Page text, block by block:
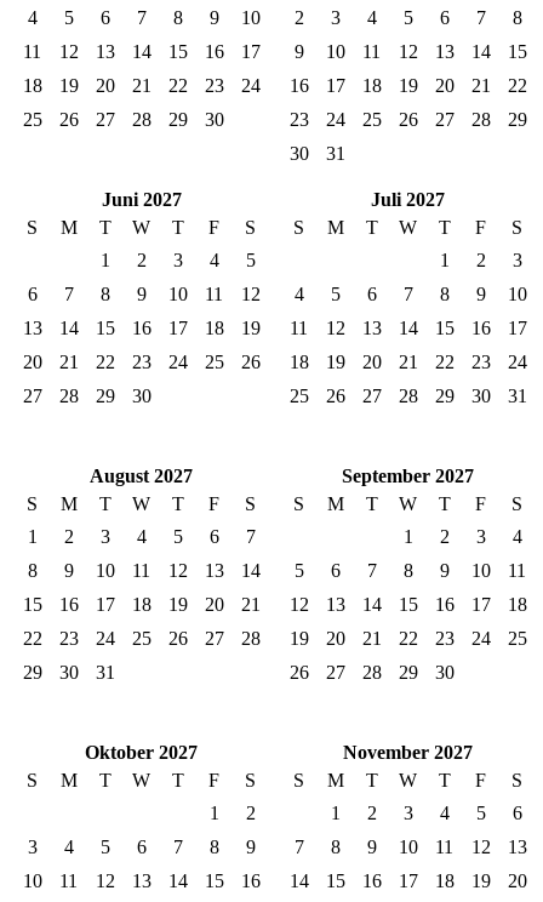
4
5 6 7 8 9
10
11
12 13 14 15 16
17
18
19 20 21 22 23
24
25
26 27 28 29 30
2
3 4 5 6 7
8
9
10 11 12 13 14
15
16
17 18 19 20 21
22
23
24 25 26 27 28
29
30
31
Juni 2027
S
M T W T F
S
1
2 3 4
5
6
7 8 9 10 11
12
13
14 15 16 17 18
19
20
21 22 23 24 25
26
27
28 29 30
Juli 2027
S
M T W T F
S
1
2
3
4
5 6 7 8 9
10
11
12 13 14 15 16
17
18
19 20 21 22 23
24
25
26 27 28 29 30 31
August 2027
S
M T W T F
S
1
2 3 4 5 6
7
8
9 10 11 12 13
14
15
16 17 18 19 20
21
22
23 24 25 26 27
28
29
30 31
September 2027
S
M T W T F
S
1
2 3
4
5
6 7 8 9 10
11
12
13 14 15 16 17
18
19
20 21 22 23 24
25
26
27 28 29 30
Oktober 2027
S
M T W T F
S
1
2
3
4 5 6 7 8
9
10
11 12 13 14 15
16
November 2027
S
M T W T F
S
1
2 3 4 5
6
7
8 9 10 11 12
13
14
15 16 17 18 19
20